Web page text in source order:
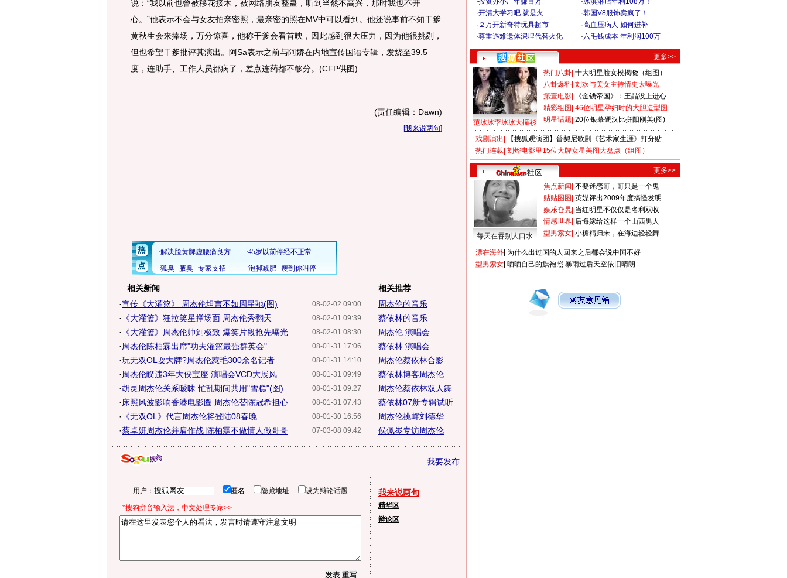
说：“我以前也曾被移花接木，被网络朋友整蛊，听到当然不高兴，那时我也不开
心。”他表示不会与女友拍亲密照，最亲密的照在MV中可以看到。他还说事前不知干爹
黄秋生会来捧场，万分惊喜，他称干爹会看首映，因此感到很大压力，因为他很挑剔，
但也希望干爹批评其演出。阿Sa表示之前与阿娇在内地宣传国语专辑，发烧至39.5
度，连助手、工作人员都病了，差点连药都不够分。(CFP供图)
(责任编辑：Dawn)
[我来说两句]
相关新闻
08-02-02 09:00
·宣传《大灌篮》 周杰伦坦言不如周星驰(图)
08-02-01 09:39
· 《大灌篮》狂拉笑星撑场面 周杰伦秀翻天
08-02-01 08:30
· 《大灌篮》周杰伦帅到极致 爆笑片段抢先曝光
08-01-31 17:06
· 周杰伦陈柏霖出席"功夫灌篮最强群英会"
08-01-31 14:10
·玩无双OL耍大牌?周杰伦惹毛300余名记者
08-01-31 09:49
· 周杰伦睽违3年大侠宝座 演唱会VCD大展风...
08-01-31 09:27
·胡灵周杰伦关系暧昧 忙乱期间共用"雪糕"(图)
08-01-31 07:43
· 床照风波影响香港电影圈 周杰伦替陈冠希担心
08-01-30 16:56
· 《无双OL》代言周杰伦将登陆08春晚
07-03-08 09:42
·蔡卓妍周杰伦并肩作战 陈柏霖不做情人做哥哥
相关推荐
周杰伦的音乐
蔡依林的音乐
周杰伦 演唱会
蔡依林 演唱会
周杰伦蔡依林合影
蔡依林博客周杰伦
周杰伦蔡依林双人舞
蔡依林07新专辑试听
周杰伦挑衅刘德华
侯佩岑专访周杰伦
我要发布
用户： 匿名 隐藏地址 设为辩论话题
*搜狗拼音输入法，中文处理专家>>
我来说两句
精华区
辩论区
·开清大学习吧 就是火 ·韩国V8服饰卖疯了！
· ２万开新奇特玩具超市 ·高血压病人 如何进补
·尊重遇难遗体深埋代替火化 ·六毛钱成本 年利润100万
更多>>
范冰冰李冰冰大撞衫
热门八卦 十大明星脸女模揭晓（组图）
八卦爆料 刘欢与美女主持情史大曝光
第壹电影
《金钱帝国》：王晶没上进心
精彩组图 46位明星孕妇时的大胆造型图
明星话题 20位银幕硬汉比拼阳刚美(图)
戏剧演出
【搜狐观演团】普契尼歌剧《艺术家生涯》打分贴
热门连载 刘烨电影里15位大牌女星美图大盘点（组图）
更多>>
每天在吞别人口水
焦点新闻 不要迷恋哥，哥只是一个鬼
贴贴图图 英媒评出2009年度搞怪发明
娱乐旮旯 当红明星不仅仅是名利双收
情感世界 后悔嫁给这样一个山西男人
型男索女 小糖精归来，在海边轻轻舞
漂在海外 为什么出过国的人回来之后都会说中国不好
型男索女 晒晒自己的旗袍照 暴雨过后天空依旧晴朗